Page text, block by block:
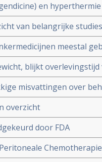
en
vergevorderde
van belangrijke
meestal
de helft kleine
blijkt
significant te
misvattingen over
verkeerd worden
effect op ziektevrije tijd
overzicht
door FDA